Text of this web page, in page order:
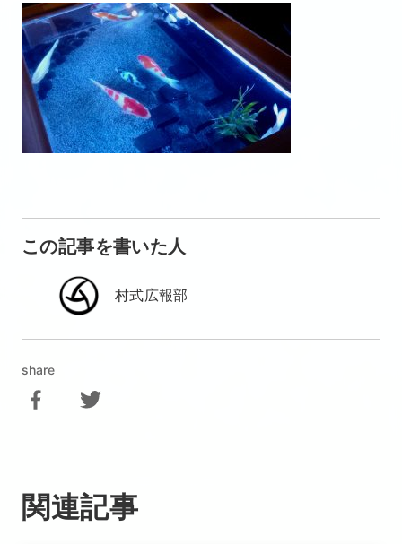
この記事を書いた人
村式広報部
share
関連記事